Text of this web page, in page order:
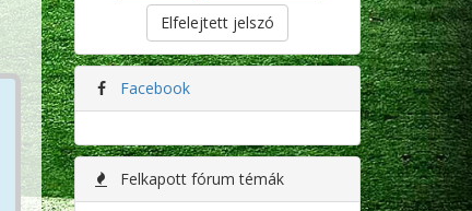
Elfelejtett jelszó
Facebook
Felkapott fórum témák